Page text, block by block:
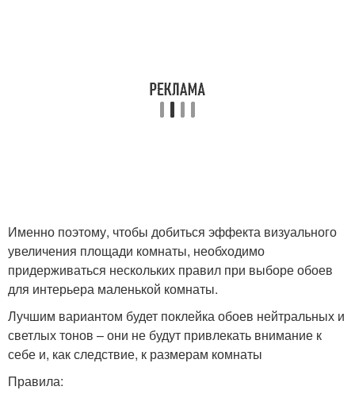
Именно поэтому, чтобы добиться эффекта визуального
увеличения площади комнаты, необходимо
придерживаться нескольких правил при выборе обоев
для интерьера маленькой комнаты.
Лучшим вариантом будет поклейка обоев нейтральных и
светлых тонов – они не будут привлекать внимание к
себе и, как следствие, к размерам комнаты
Правила: